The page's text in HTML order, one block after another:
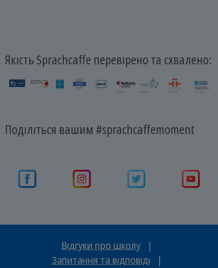
Якість Sprachcaffe перевірено та схвалено:
Поділіться вашим #sprachcaffemoment
Відгуки про школу
|
Запитання та відповіді
|